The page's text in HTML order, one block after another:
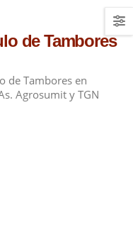
de Tambores
de Tambores en
Agrosumit y TGN